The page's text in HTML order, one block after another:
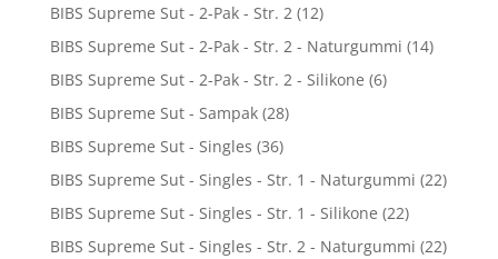
BIBS Supreme Sut - 2-Pak - Str. 2 (12)
BIBS Supreme Sut - 2-Pak - Str. 2 - Naturgummi (14)
BIBS Supreme Sut - 2-Pak - Str. 2 - Silikone (6)
BIBS Supreme Sut - Sampak (28)
BIBS Supreme Sut - Singles (36)
BIBS Supreme Sut - Singles - Str. 1 - Naturgummi (22)
BIBS Supreme Sut - Singles - Str. 1 - Silikone (22)
BIBS Supreme Sut - Singles - Str. 2 - Naturgummi (22)